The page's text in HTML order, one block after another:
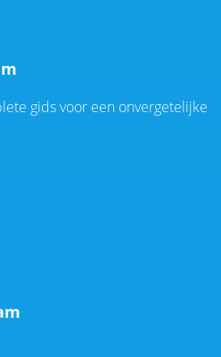
gids voor een onvergetelijke